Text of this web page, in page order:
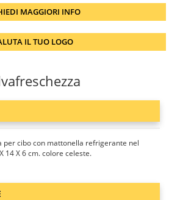
MAGGIORI INFO
IL TUO LOGO
per cibo con mattonella refrigerante nel
14 X 6 cm. colore celeste.